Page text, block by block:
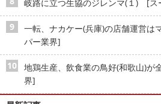
岐路に立つ生協のジレンマ(１) [ス
一転、ナカケー(兵庫)の店舗運営
パー業界]
地鶏生産、飲食業の鳥好(和歌山)
界]